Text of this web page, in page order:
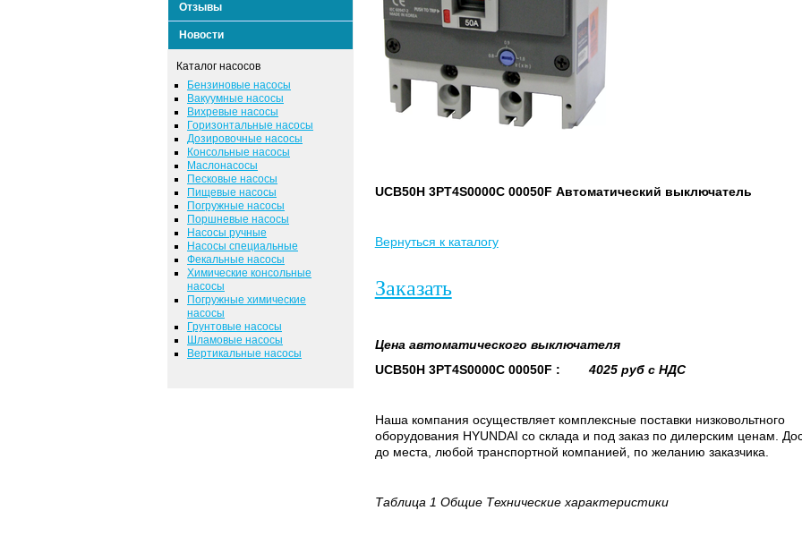
Отзывы
Новости
Каталог насосов
Бензиновые насосы
Вакуумные насосы
Вихревые насосы
Горизонтальные насосы
Дозировочные насосы
Консольные насосы
Маслонасосы
Песковые насосы
Пищевые насосы
Погружные насосы
Поршневые насосы
Насосы ручные
Насосы специальные
Фекальные насосы
Химические консольные
насосы
Погружные химические
насосы
Грунтовые насосы
Шламовые насосы
Вертикальные насосы
UCB50H 3PT4S0000C 00050F Автоматический выключатель
Вернуться к каталогу
Заказать
Цена автоматического выключателя
UCB50H 3PT4S0000C 00050F :
4025 руб с НДС
Наша компания осуществляет комплексные поставки низковольтного
оборудования HYUNDAI со склада и под заказ по дилерским ценам.
до места, любой транспортной компанией, по желанию заказчика.
Таблица 1 Общие Технические характеристики